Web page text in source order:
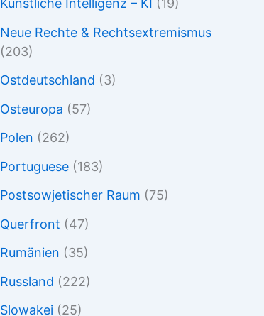
Künstliche Intelligenz – KI (19)
Neue Rechte & Rechtsextremismus
(203)
Ostdeutschland (3)
Osteuropa (57)
Polen (262)
Portuguese (183)
Postsowjetischer Raum (75)
Querfront (47)
Rumänien (35)
Russland (222)
Slowakei (25)